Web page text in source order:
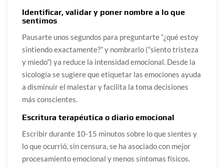
Identificar, validar y poner nombre a lo que
sentimos
Pausarte unos segundos para preguntarte “¿qué estoy
sintiendo exactamente?” y nombrarlo (“siento tristeza
y miedo”) ya reduce la intensidad emocional. Desde la
sicología se sugiere que etiquetar las emociones ayuda
a disminuir el malestar y facilita la toma decisiones
más conscientes.
Escritura terapéutica o diario emocional
Escribir durante 10‑15 minutos sobre lo que sientes y
lo que ocurrió, sin censura, se ha asociado con mejor
procesamiento emocional y menos síntomas físicos.